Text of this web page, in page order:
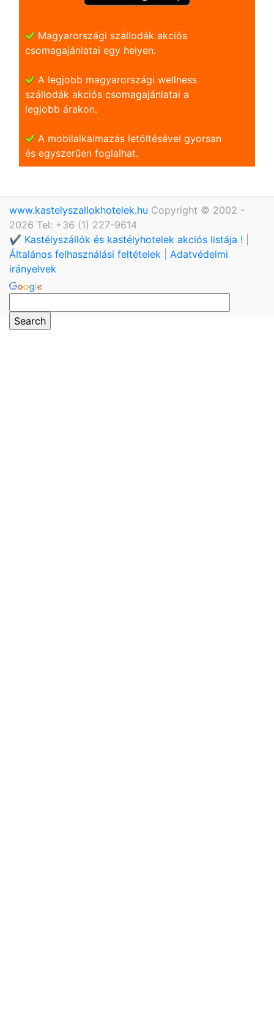
Magyarországi szállodák akciós
csomagajánlatai egy helyen.
A legjobb magyarországi wellness
szállodák akciós csomagajánlatai a
legjobb árakon.
A mobilalkalmazás letöltésével gyorsan
és egyszerũen foglalhat.
www.kastelyszallokhotelek.hu Copyright © 2002 -
2026 Tel: +36 (1) 227-9614
✔️ Kastélyszállók és kastélyhotelek akciós listája !
Általános felhasználási feltételek
Adatvédelmi
irányelvek